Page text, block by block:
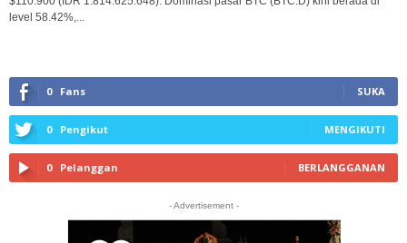
level 58.42%,...
0 Fans SUKA
0 Pengikut MENGIKUTI
0 Pelanggan BERLANGGANAN
- Advertisement -